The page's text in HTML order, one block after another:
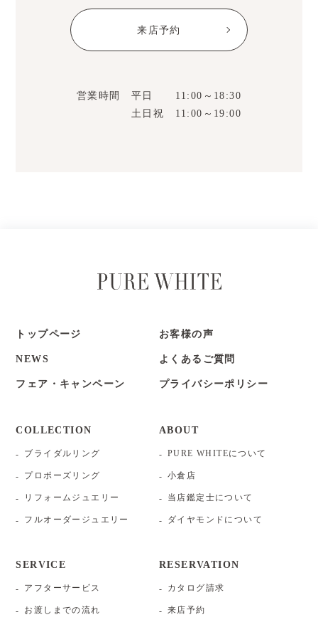
来店予約
営業時間 平日 11:00～18:30
土日祝 11:00～19:00
トップページ
NEWS
フェア・キャンペーン
お客様の声
よくあるご質問
プライバシーポリシー
COLLECTION
ブライダルリング
プロポーズリング
リフォームジュエリー
フルオーダージュエリー
ABOUT
PURE WHITEについて
小倉店
当店鑑定士について
ダイヤモンドについて
SERVICE
アフターサービス
お渡しまでの流れ
RESERVATION
カタログ請求
来店予約